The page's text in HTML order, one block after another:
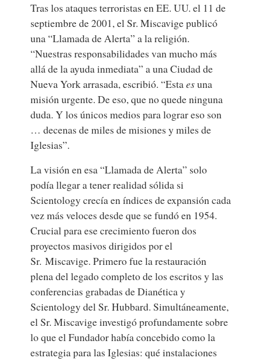
Tras los ataques terroristas en EE. UU. el 11 de
septiembre de 2001, el Sr. Miscavige publicó
una “Llamada de Alerta” a la religión.
“Nuestras responsabilidades van mucho más
allá de la ayuda inmediata” a una Ciudad de
Nueva York arrasada, escribió. “Estaesuna
misión urgente. De eso, que no quede ninguna
duda. Y los únicos medios para lograr eso son
… decenas de miles de misiones y miles de
Iglesias”.
La visión en esa “Llamada de Alerta” solo
podía llegar a tener realidad sólida si
Scientology crecía en índices de expansión cada
vez más veloces desde que se fundó en 1954.
Crucial para ese crecimiento fueron dos
proyectos masivos dirigidos por el
Sr. Miscavige. Primero fue la restauración
plena del legado completo de los escritos y las
conferencias grabadas de Dianética y
Scientology del Sr. Hubbard. Simultáneamente,
el Sr. Miscavige investigó profundamente sobre
lo que el Fundador había concebido como la
estrategia para las Iglesias: qué instalaciones